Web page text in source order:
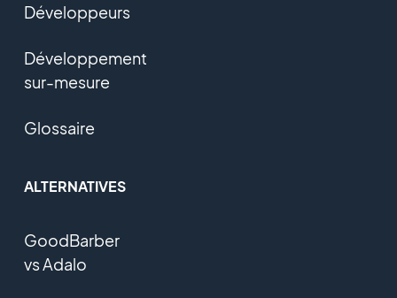
Développeurs
Développement
sur-mesure
Glossaire
ALTERNATIVES
GoodBarber
vs Adalo